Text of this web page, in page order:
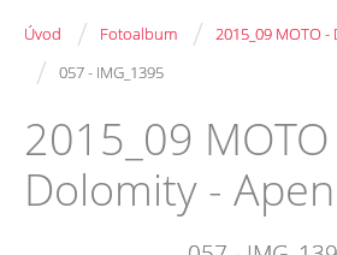
Úvod / Fotoalbum / 2015_09 MOTO
/ 057 - IMG_1395
2015_09
Dolomity -